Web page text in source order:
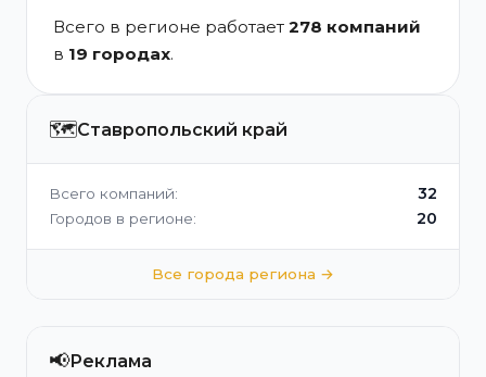
Всего в регионе работает 278 компаний
в 19 городах.
🗺️Ставропольский край
Всего компаний: 32
Городов в регионе: 20
Все города региона →
📢Реклама